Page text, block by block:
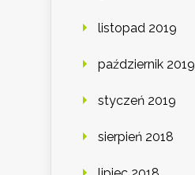
listopad 2019
październik 2019
styczeń 2019
sierpień 2018